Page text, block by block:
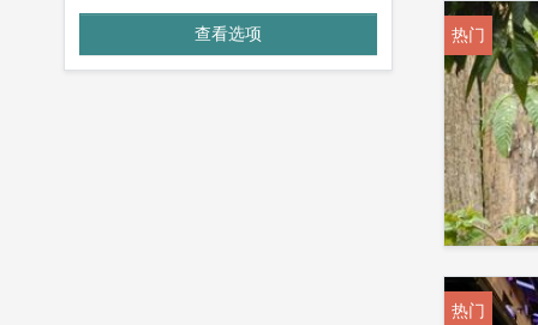
热门
热门